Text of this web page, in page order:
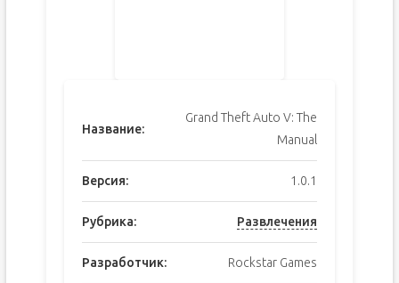
Название:
Grand Theft Auto V: The
Manual
Версия: 1.0.1
Рубрика: Развлечения
Разработчик: Rockstar Games